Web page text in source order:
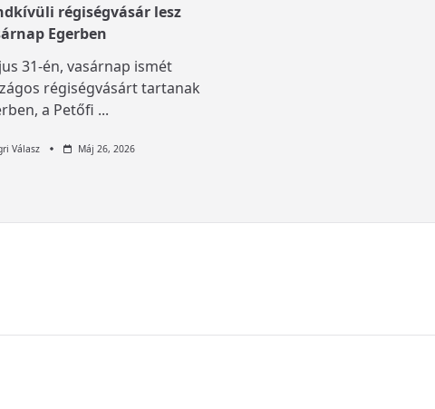
régiségvásár lesz
Egerben
31-én, vasárnap ismét
régiségvásárt tartanak
a Petőfi ...
Válasz Máj 26, 2026